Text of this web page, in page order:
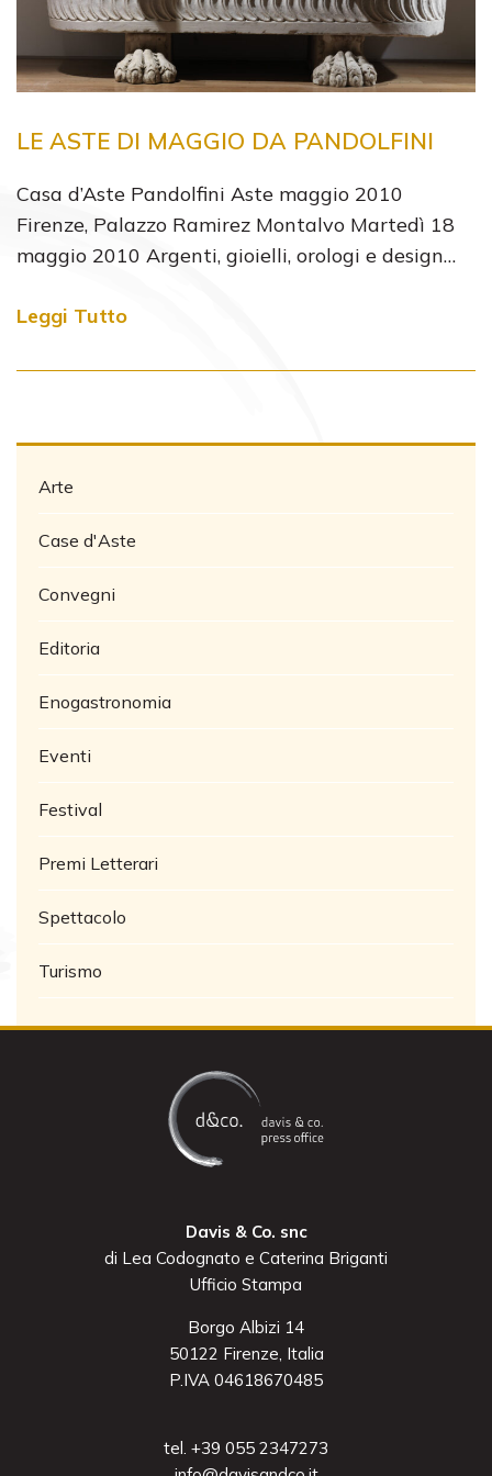
LE ASTE DI MAGGIO DA PANDOLFINI
Casa d’Aste Pandolfini Aste maggio 2010
Firenze, Palazzo Ramirez Montalvo Martedì 18
maggio 2010 Argenti, gioielli, orologi e design…
Leggi Tutto
Arte
Case d'Aste
Convegni
Editoria
Enogastronomia
Eventi
Festival
Premi Letterari
Spettacolo
Turismo
Davis & Co. snc
di Lea Codognato e Caterina Briganti
Ufficio Stampa
Borgo Albizi 14
50122 Firenze, Italia
P.IVA 04618670485
tel. +39 055 2347273